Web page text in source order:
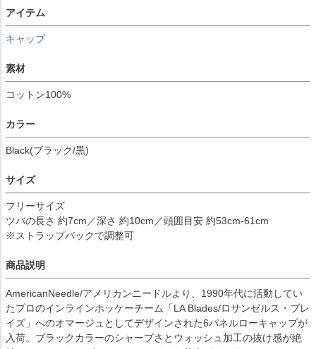
アイテム
キャップ
素材
コットン100%
カラー
Black(ブラック/黒)
サイズ
フリーサイズ
ツバの長さ 約7cm／深さ 約10cm／頭囲目安 約53cm-61cm
※ストラップバックで調整可
商品説明
AmericanNeedle/アメリカンニードルより、1990年代に活動してい
たプロのインラインホッケーチーム「LA Blades/ロサンゼルス・ブレ
イズ」へのオマージュとしてデザインされた6パネルローキャップが
入荷。ブラックカラーのシャープさとウォッシュ加工の抜け感が絶